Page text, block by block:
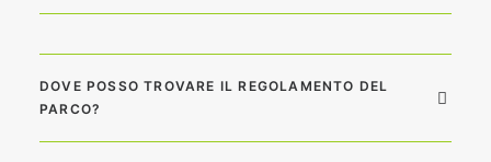
DOVE POSSO TROVARE IL REGOLAMENTO DEL
PARCO?